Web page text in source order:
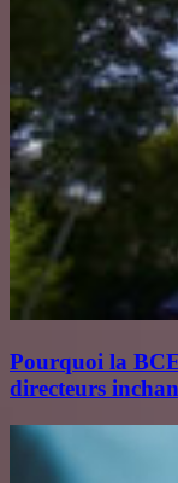
Pourquoi la
directeurs